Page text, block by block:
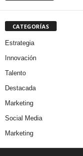
CATEGORÍAS
Estrategia
Innovación
Talento
Destacada
Marketing
Social Media
Marketing